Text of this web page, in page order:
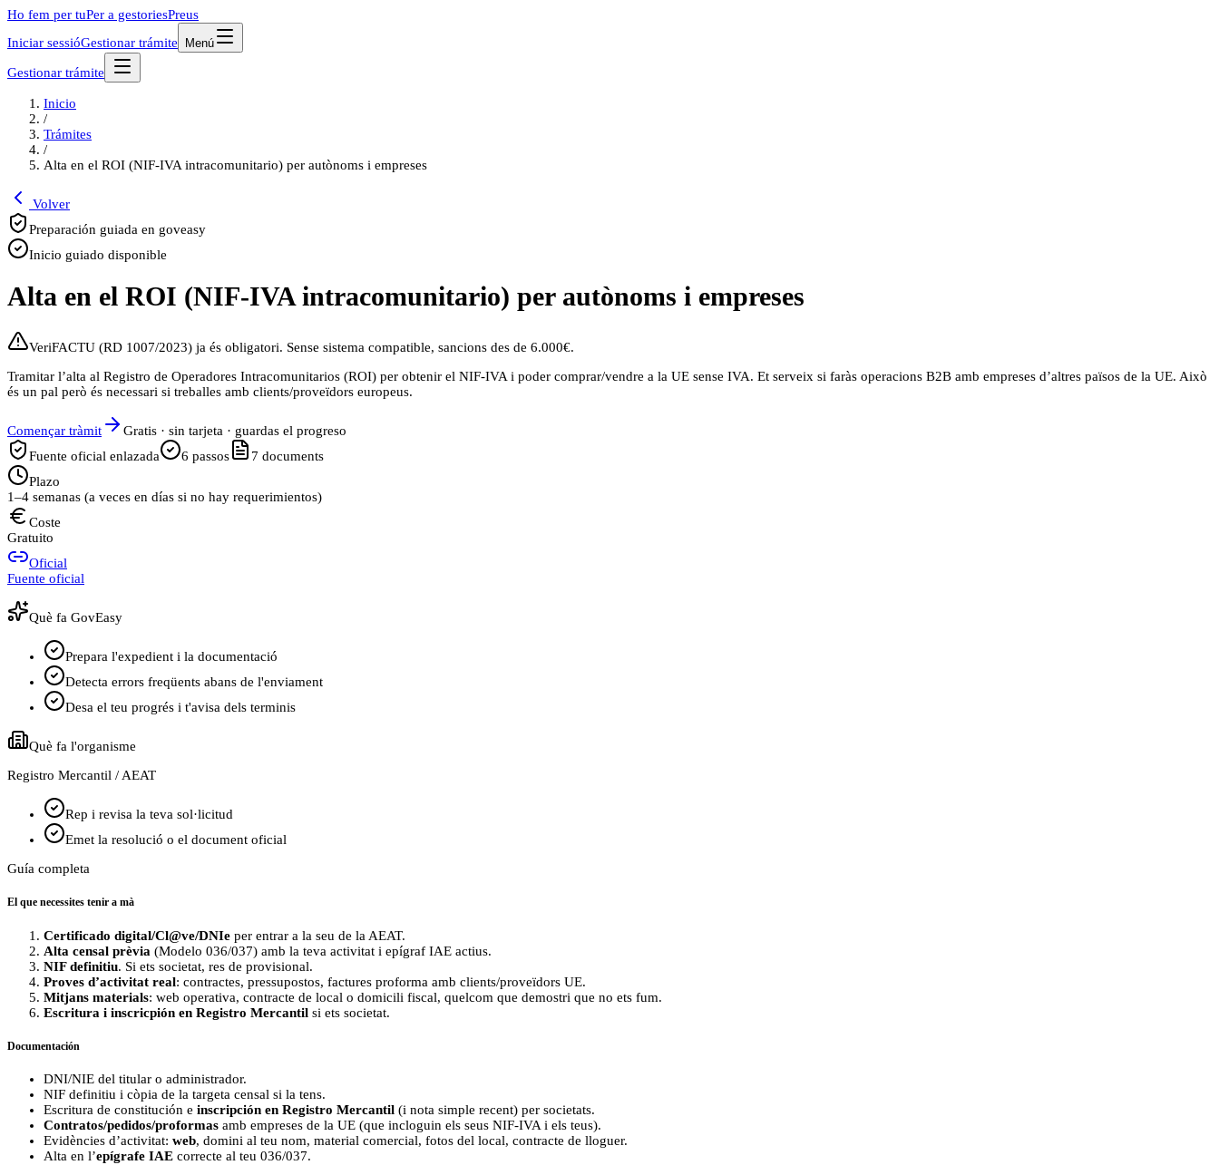
Ho fem per tuPer a gestoriesPreus
Iniciar sessióGestionar trámite Menú
Gestionar trámite
Inicio
/
Trámites
/
Alta en el ROI (NIF-IVA intracomunitario) per autònoms i empreses
Volver
Preparación guiada en goveasy
Inicio guiado disponible
Alta en el ROI (NIF-IVA intracomunitario) per autònoms i empreses
VeriFACTU (RD 1007/2023) ja és obligatori. Sense sistema compatible, sancions des de 6.000€.
Tramitar l’alta al Registro de Operadores Intracomunitarios (ROI) per obtenir el NIF-IVA i poder comprar/vendre a la UE sense IVA. Et serveix si faràs operacions B2B amb empreses d’altres països de la UE. Això
és un pal però és necessari si treballes amb clients/proveïdors europeus.
Començar tràmit
Gratis · sin tarjeta · guardas el progreso
Fuente oficial enlazada
6 passos 7 documents
Plazo
1–4 semanas (a veces en días si no hay requerimientos)
Coste
Gratuito
Oficial
Fuente oficial
Què fa GovEasy
Prepara l'expedient i la documentació
Detecta errors freqüents abans de l'enviament
Desa el teu progrés i t'avisa dels terminis
Què fa l'organisme
Registro Mercantil / AEAT
Rep i revisa la teva sol·licitud
Emet la resolució o el document oficial
Guía completa
El que necessites tenir a mà
Certificado digital/Cl@ve/DNIe per entrar a la seu de la AEAT.
Alta censal prèvia (Modelo 036/037) amb la teva activitat i epígraf IAE actius.
NIF definitiu. Si ets societat, res de provisional.
Proves d’activitat real: contractes, pressupostos, factures proforma amb clients/proveïdors UE.
Mitjans materials: web operativa, contracte de local o domicili fiscal, quelcom que demostri que no ets fum.
Escritura i inscricpión en Registro Mercantil si ets societat.
Documentación
DNI/NIE del titular o administrador.
NIF definitiu i còpia de la targeta censal si la tens.
Escritura de constitución e inscripción en Registro Mercantil (i nota simple recent) per societats.
Contratos/pedidos/proformas amb empreses de la UE (que incloguin els seus NIF-IVA i els teus).
Evidències d’activitat: web, domini al teu nom, material comercial, fotos del local, contracte de lloguer.
Alta en l’epígrafe IAE correcte al teu 036/037.